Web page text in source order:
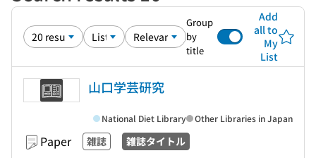
Group
by
title
Add
all to
My
List
山口学芸研究
Paper 雑誌 雑誌タイトル
National Diet Library Other Libraries in Japan